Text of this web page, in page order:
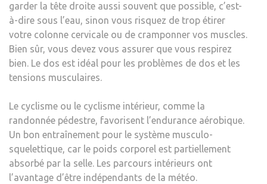
garder la tête droite aussi souvent que possible, c’est-
à-dire sous l’eau, sinon vous risquez de trop étirer
votre colonne cervicale ou de cramponner vos muscles.
Bien sûr, vous devez vous assurer que vous respirez
bien. Le dos est idéal pour les problèmes de dos et les
tensions musculaires.
Le cyclisme ou le cyclisme intérieur, comme la
randonnée pédestre, favorisent l’endurance aérobique.
Un bon entraînement pour le système musculo-
squelettique, car le poids corporel est partiellement
absorbé par la selle. Les parcours intérieurs ont
l’avantage d’être indépendants de la météo.